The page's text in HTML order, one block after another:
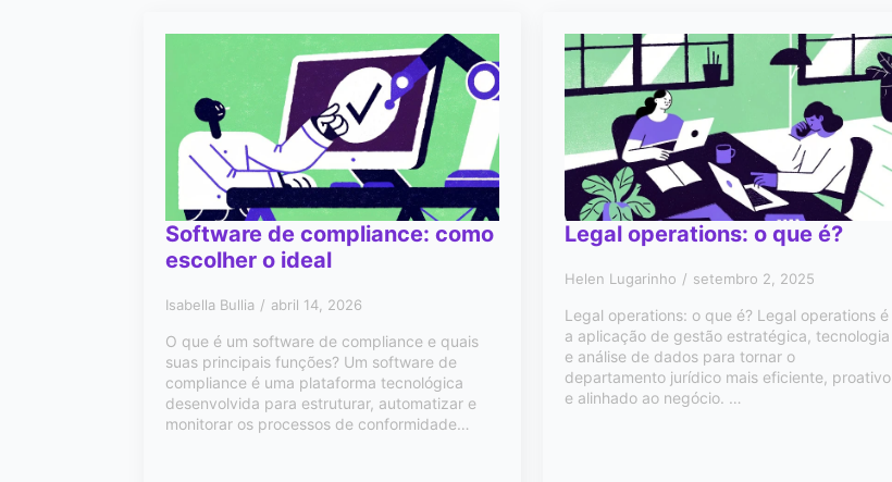
Software de compliance: como
escolher o ideal
Isabella Bullia abril 14, 2026
O que é um software de compliance e quais
suas principais funções? Um software de
compliance é uma plataforma tecnológica
desenvolvida para estruturar, automatizar e
monitorar os processos de conformidade…
Legal operations: o que é?
Helen Lugarinho setembro 2, 2025
Legal operations: o que é? Legal operations é
a aplicação de gestão estratégica, tecnologia
e análise de dados para tornar o
departamento jurídico mais eficiente, proativo
e alinhado ao negócio. …